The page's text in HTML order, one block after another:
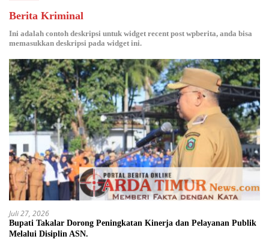
Berita Kriminal
Ini adalah contoh deskripsi untuk widget recent post wpberita, anda bisa
memasukkan deskripsi pada widget ini.
Juli 27, 2026
Bupati Takalar Dorong Peningkatan Kinerja dan Pelayanan Publik
Melalui Disiplin ASN.